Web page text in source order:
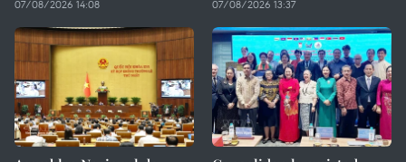
07/08/2026 14:08 07/08/2026 13:37